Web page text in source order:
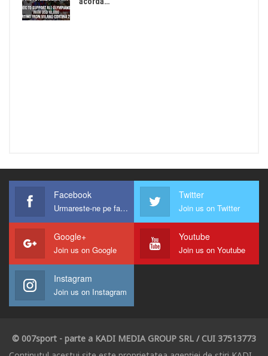
Facebook
Urmareste-ne pe facebook !
Twitter
Join us on Twitter
Google+
Join us on Google
Youtube
Join us on Youtube
Instagram
Join us on Instagram
© 007sport - parte a KADI MEDIA GROUP SRL / CUI 37513773